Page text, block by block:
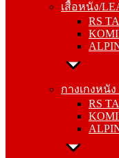
เสื้อหนัง/
RS
กางเกงหนัง
RS
กางเกงหนัง
กระเป๋า